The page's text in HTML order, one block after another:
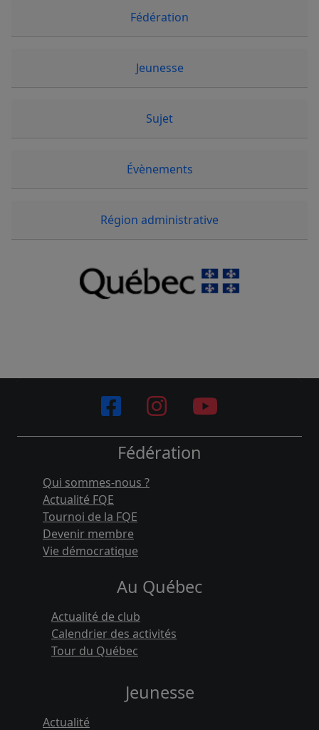
Fédération
Jeunesse
Sujet
Évènements
Région administrative
Fédération
Qui sommes-nous ?
Actualité FQE
Tournoi de la FQE
Devenir membre
Vie démocratique
Au Québec
Actualité de club
Calendrier des activités
Tour du Québec
Jeunesse
Actualité